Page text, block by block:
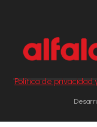
Política de privacidad